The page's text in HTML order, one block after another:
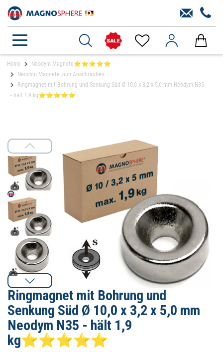
Home
Neodym Magnete⭐⭐⭐⭐⭐
Neodym Magnete zum Anschrauben
Ringmagnet mit Bohrung und Senkung Süd Ø 10,0 x 3,2 x 5,0 mm Neodym N35
- hält 1,9 kg⭐⭐⭐⭐⭐
Ringmagnet mit Bohrung und
Senkung Süd Ø 10,0 x 3,2 x 5,0 mm
Neodym N35 - hält 1,9
kg⭐⭐⭐⭐⭐